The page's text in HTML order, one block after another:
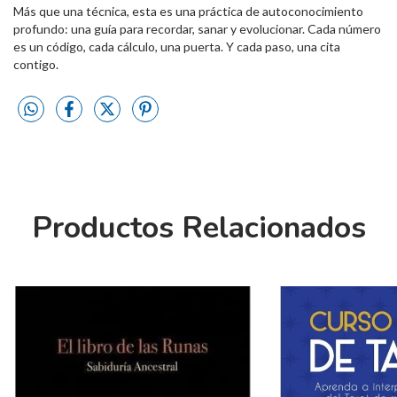
Más que una técnica, esta es una práctica de autoconocimiento
profundo: una guía para recordar, sanar y evolucionar. Cada número
es un código, cada cálculo, una puerta. Y cada paso, una cita
contigo.
Productos Relacionados